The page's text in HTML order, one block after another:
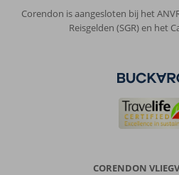
Corendon is aangesloten bij het
Reisgelden (SGR) en het
CORENDON